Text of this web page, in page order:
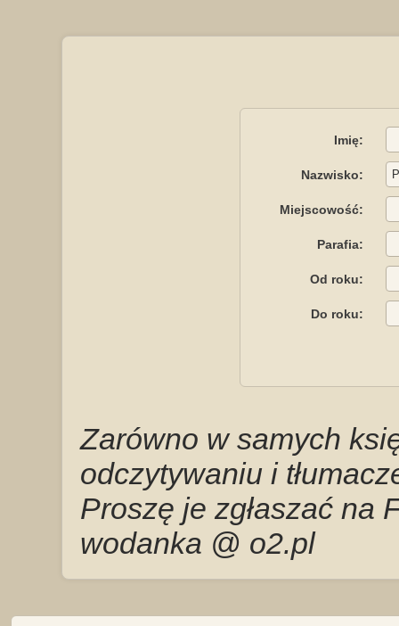
Imię:
Nazwisko:
Miejscowość:
Parafia:
Od roku:
Do roku:
Zarówno w samych
odczytywaniu i
Proszę je zgłaszać na
wodanka @ o2.pl